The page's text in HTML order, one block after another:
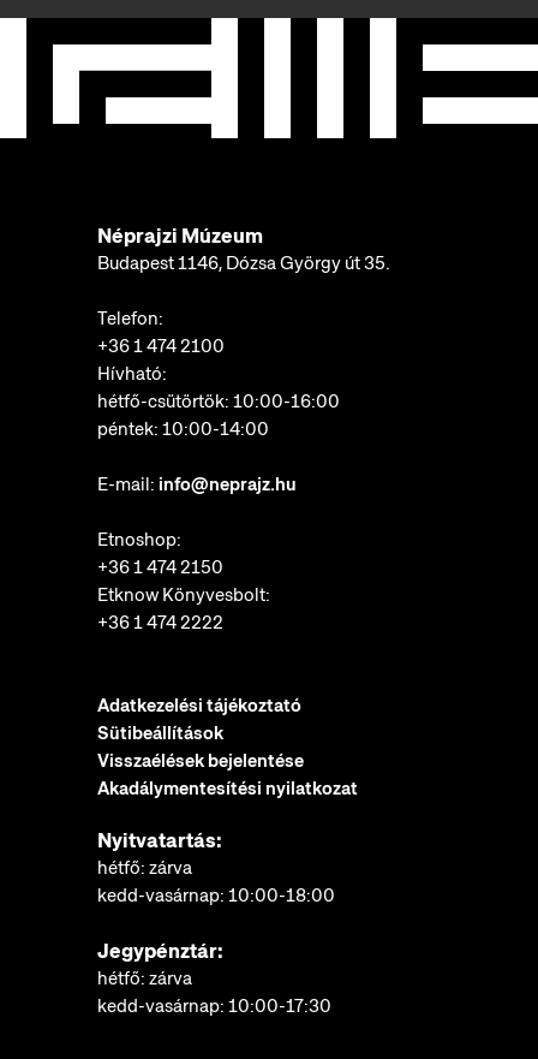
Néprajzi Múzeum
Budapest 1146, Dózsa György út 35.
Telefon:
+36 1 474 2100
Hívható:
hétfő-csütörtök: 10:00-16:00
péntek: 10:00-14:00
E-mail: info@neprajz.hu
Etnoshop:
+36 1 474 2150
Etknow Könyvesbolt:
+36 1 474 2222
Adatkezelési tájékoztató
Sütibeállítások
Visszaélések bejelentése
Akadálymentesítési nyilatkozat
Nyitvatartás:
hétfő: zárva
kedd-vasárnap: 10:00-18:00
Jegypénztár:
hétfő: zárva
kedd-vasárnap: 10:00-17:30